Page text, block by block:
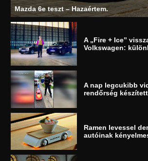
Mazda 6e teszt – Hazaértem.
A „Fire + Ice”
Volkswagen:
A nap legcukibb
rendőrség
Ramen levessel
autóinak